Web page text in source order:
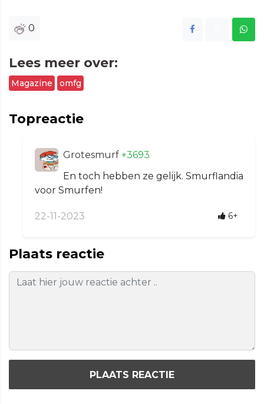
0
Lees meer over:
Magazine omfg
Topreactie
Grotesmurf +3693
En toch hebben ze gelijk. Smurflandia
voor Smurfen!
22-11-2023 6+
Plaats reactie
PLAATS REACTIE